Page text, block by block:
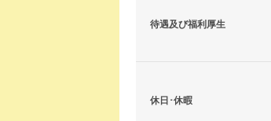
待遇及び福利厚生
休日･休暇